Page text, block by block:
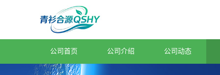
公司首页 公司介绍 公司动态